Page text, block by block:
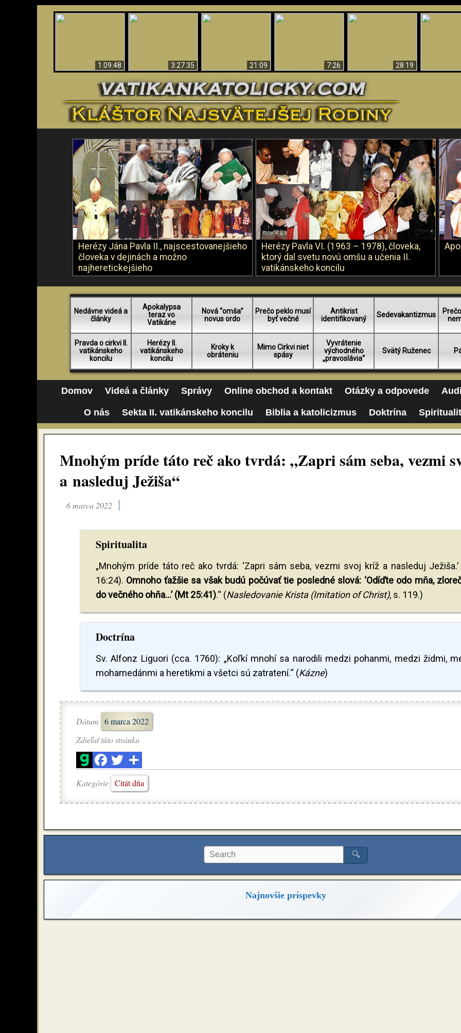
1:09:48 3:27:35
21:09
7:26 28:19
Herézy Jána Pavla II., najscestovanejšieho
človeka v dejinách a možno
najheretickejšieho
Herézy Pavla VI. (1963 – 1978), človeka,
ktorý dal svetu novú omšu a učenia II.
vatikánskeho koncilu
Nedávne videá a
články
Apokalypsa
teraz vo
Vatikáne
Nová “omša”
novus ordo
Prečo peklo musí
byť večné
Antikrist
identifikovaný
Sedevakantizmus
Pravda o cirkvi II.
vatikánskeho
koncilu
Herézy II.
vatikánskeho
koncilu
Kroky k
obráteniu
Mimo Cirkvi niet
spásy
Vyvrátenie
východného
„pravoslávia“
Svätý Ruženec
Domov Videá a články Správy Online obchod a kontakt Otázky a odpovede
O nás Sekta II. vatikánskeho koncilu Biblia a katolicizmus Doktrína
Mnohým príde táto reč ako tvrdá: „Zapri sám seba, vezmi
a nasleduj Ježiša“
6 marca 2022
Spiritualita
„Mnohým príde táto reč ako tvrdá: ‘Zapri sám seba, vezmi svoj kríž a nasleduj
16:24). Omnoho ťažšie sa však budú počúvať tie posledné slová: ‘Odíďte odo mňa,
do večného ohňa...’ (Mt 25:41).“ (Nasledovanie Krista (Imitation of Christ), s. 119.)
Doctrína
Sv. Alfonz Liguori (cca. 1760): „Koľkí mnohí sa narodili medzi pohanmi, medzi židmi,
mohamedánmi a heretikmi a všetci sú zatratení.“ (Kázne)
Dátum 6 marca 2022
Zdieľať túto stránku
Kategórie Citát dňa
🔍
Najnovšie príspevky